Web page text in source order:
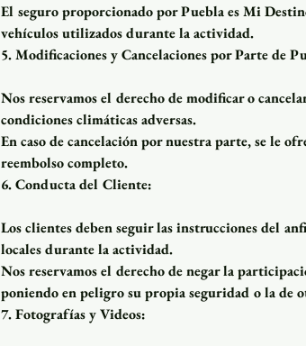
El seguro proporcionado por Puebla es Mi
vehículos utilizados durante la actividad.
5. Modificaciones y Cancelaciones por Parte de
Nos reservamos el derecho de modificar o
condiciones climáticas adversas.
En caso de cancelación por nuestra parte, se le
reembolso completo.
6. Conducta del Cliente:
Los clientes deben seguir las instrucciones del
locales durante la actividad.
Nos reservamos el derecho de negar la
poniendo en peligro su propia seguridad o la de
7. Fotografías y Videos: